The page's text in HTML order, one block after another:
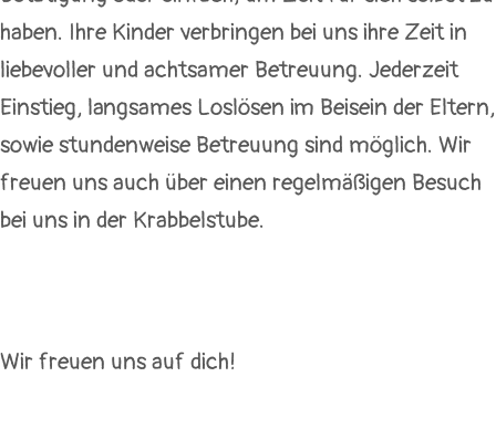
haben. Ihre Kinder verbringen bei uns ihre Zeit in
liebevoller und achtsamer Betreuung. Jederzeit
Einstieg, langsames Loslösen im Beisein der Eltern,
sowie stundenweise Betreuung sind möglich. Wir
freuen uns auch über einen regelmäßigen Besuch
bei uns in der Krabbelstube.
Wir freuen uns auf dich!